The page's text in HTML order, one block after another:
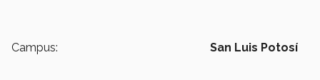
Campus: San Luis Potosí